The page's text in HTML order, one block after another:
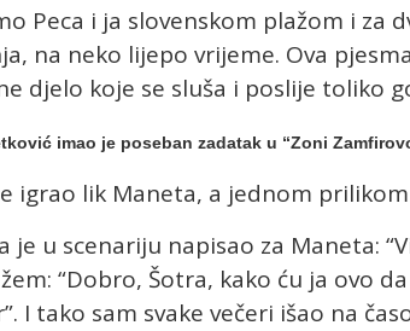
Peca i ja slovenskom plažom i za
na neko lijepo vrijeme. Ova
djelo koje se sluša i poslije toliko
imao je poseban zadatak u “Zoni
igrao lik Maneta, a jednom
je u scenariju napisao za Maneta:
“Dobro, Šotra, kako ću ja ovo
I tako sam svake večeri išao na